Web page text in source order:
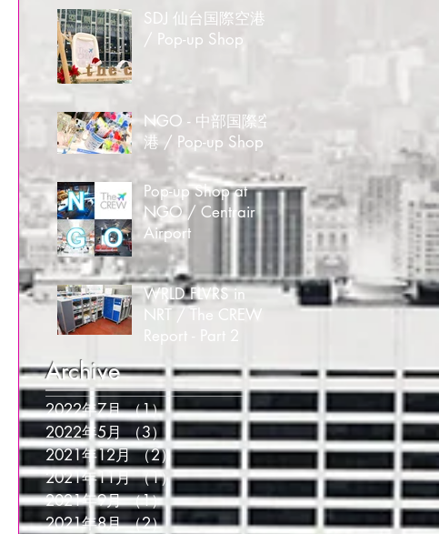
SDJ 仙台国際空港
/ Pop-up Shop
NGO - 中部国際空
港 / Pop-up Shop
Pop-up Shop at
NGO / Centrair
Airport
WRLD FLVRS in
NRT / The CREW
Report - Part 2
Archive
2022年7月 （1）1件の記事
2022年5月 （3） 3件の記事
2021年12月 （2）2件の記事
2021年11月 （1）1件の記事
2021年9月 （1）1件の記事
2021年8月 （2）2件の記事